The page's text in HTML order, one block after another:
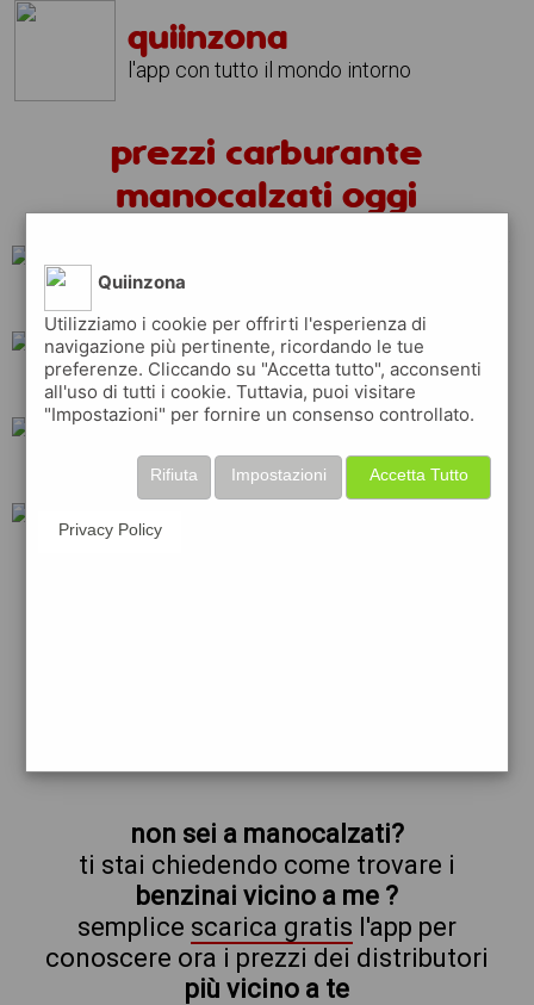
quiinzona
l'app con tutto il mondo intorno
prezzi carburante
manocalzati oggi
ip esso total
eni erg
non sei a manocalzati?
ti stai chiedendo come trovare i
benzinai vicino a me ?
semplice scarica gratis l'app per
conoscere ora i prezzi dei distributori
più vicino a te
Quiinzona
Utilizziamo i cookie per offrirti l'esperienza di
navigazione più pertinente, ricordando le tue
preferenze. Cliccando su "Accetta tutto", acconsenti
all'uso di tutti i cookie. Tuttavia, puoi visitare
"Impostazioni" per fornire un consenso controllato.
Accetta Tutto
Impostazioni
Rifiuta
Privacy Policy